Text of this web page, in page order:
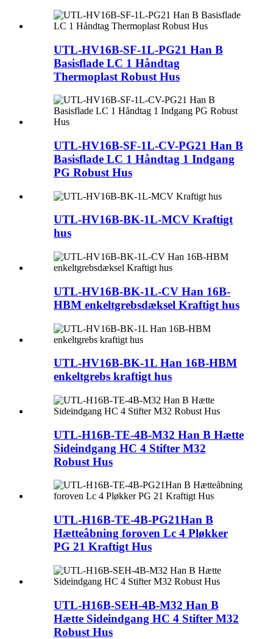
UTL-HV16B-SF-1L-PG21 Han B
Basisflade LC 1 Håndtag
Thermoplast Robust Hus
UTL-HV16B-SF-1L-CV-PG21 Han B
Basisflade LC 1 Håndtag 1 Indgang
PG Robust Hus
UTL-HV16B-BK-1L-MCV Kraftigt
hus
UTL-HV16B-BK-1L-CV Han 16B-
HBM enkeltgrebsdæksel Kraftigt hus
UTL-HV16B-BK-1L Han 16B-HBM
enkeltgrebs kraftigt hus
UTL-H16B-TE-4B-M32 Han B Hætte
Sideindgang HC 4 Stifter M32
Robust Hus
UTL-H16B-TE-4B-PG21Han B
Hætteåbning foroven Lc 4 Pløkker
PG 21 Kraftigt Hus
UTL-H16B-SEH-4B-M32 Han B
Hætte Sideindgang HC 4 Stifter M32
Robust Hus